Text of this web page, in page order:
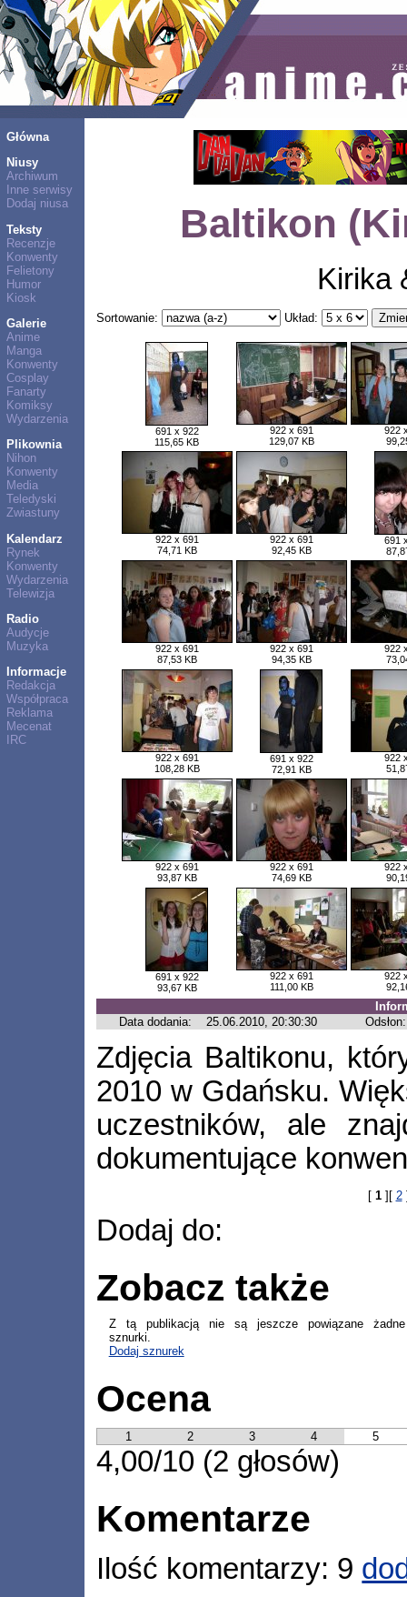
Główna
Niusy
Archiwum
Inne serwisy
Dodaj niusa
Teksty
Recenzje
Konwenty
Felietony
Humor
Kiosk
Galerie
Anime
Manga
Konwenty
Cosplay
Fanarty
Komiksy
Wydarzenia
Plikownia
Nihon
Konwenty
Media
Teledyski
Zwiastuny
Kalendarz
Rynek
Konwenty
Wydarzenia
Telewizja
Radio
Audycje
Muzyka
Informacje
Redakcja
Współpraca
Reklama
Mecenat
IRC
Baltikon
Kirika
Sortowanie: Układ:
691 x 922
115,65 KB
922 x 691
129,07 KB
922
922 x 691
74,71 KB
922 x 691
92,45 KB
691
922 x 691
87,53 KB
922 x 691
94,35 KB
922
922 x 691
108,28 KB
691 x 922
72,91 KB
922
922 x 691
93,87 KB
922 x 691
74,69 KB
922
691 x 922
93,67 KB
922 x 691
111,00 KB
922
Data dodania:
25.06.2010, 20:30:30 Odsłon:
Zdjęcia Baltikonu,
2010 w Gdańsku.
uczestników, ale
dokumentujące
[ 1][ 2
Dodaj do:
Zobacz także
Z tą publikacją nie są jeszcze powiązane żadne
sznurki.
Dodaj sznurek
Ocena
1 2 3 4 5
4,00/10 (2 głosów)
Komentarze
Ilość komentarzy: 9